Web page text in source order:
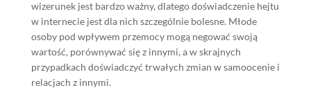
wizerunek jest bardzo ważny, dlatego doświadczenie hejtu
w internecie jest dla nich szczególnie bolesne. Młode
osoby pod wpływem przemocy mogą negować swoją
wartość, porównywać się z innymi, a w skrajnych
przypadkach doświadczyć trwałych zmian w samoocenie i
relacjach z innymi.